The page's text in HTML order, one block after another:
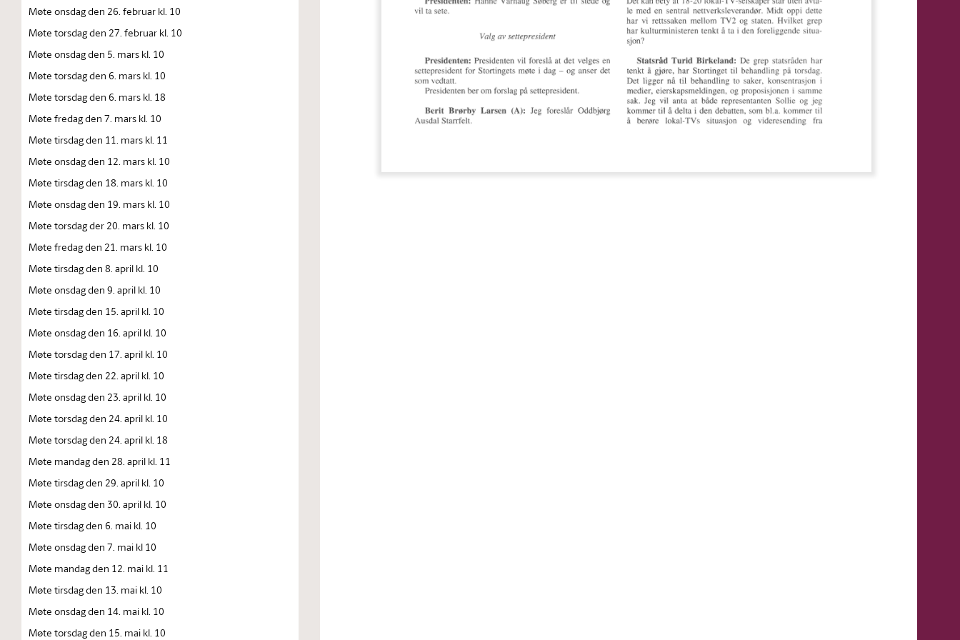
Møte onsdag den 26. februar kl. 10
Møte torsdag den 27. februar kl. 10
Møte onsdag den 5. mars kl. 10
Møte torsdag den 6. mars kl. 10
Møte torsdag den 6. mars kl. 18
Møte fredag den 7. mars kl. 10
Møte tirsdag den 11. mars kl. 11
Møte onsdag den 12. mars kl. 10
Møte tirsdag den 18. mars kl. 10
Møte onsdag den 19. mars kl. 10
Møte torsdag der 20. mars kl. 10
Møte fredag den 21. mars kl. 10
Møte tirsdag den 8. april kl. 10
Møte onsdag den 9. april kl. 10
Møte tirsdag den 15. april kl. 10
Møte onsdag den 16. april kl. 10
Møte torsdag den 17. april kl. 10
Møte tirsdag den 22. april kl. 10
Møte onsdag den 23. april kl. 10
Møte torsdag den 24. april kl. 10
Møte torsdag den 24. april kl. 18
Møte mandag den 28. april kl. 11
Møte tirsdag den 29. april kl. 10
Møte onsdag den 30. april kl. 10
Møte tirsdag den 6. mai kl. 10
Møte onsdag den 7. mai kl 10
Møte mandag den 12. mai kl. 11
Møte tirsdag den 13. mai kl. 10
Møte onsdag den 14. mai kl. 10
Møte torsdag den 15. mai kl. 10